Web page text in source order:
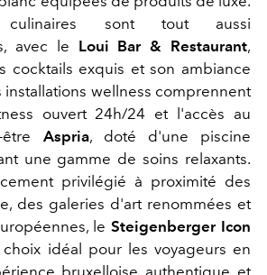
sont tout aussi
avec le Loui Bar & Restaurant,
cocktails exquis et son ambiance
installations wellness comprennent
ouvert 24h/24 et l'accès au
Aspria, doté d'une piscine
une gamme de soins relaxants.
privilégié à proximité des
des galeries d'art renommées et
leSteigenberger Icon
idéal pour les voyageurs en